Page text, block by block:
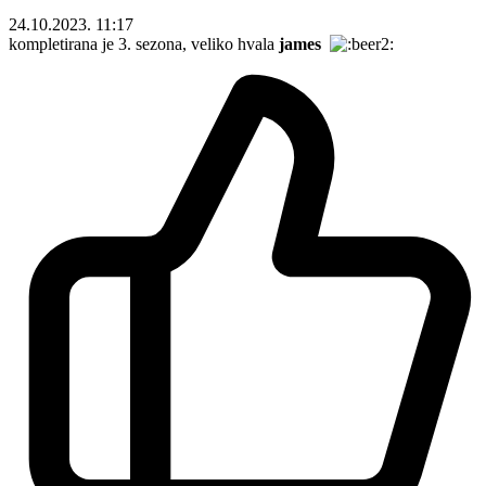
24.10.2023. 11:17
kompletirana je 3. sezona, veliko hvala james